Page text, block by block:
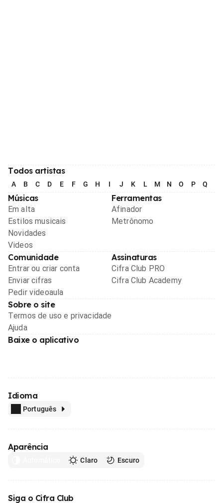
Todos artistas
A B C D E F G H I J K L M N O P Q
Músicas
Em alta
Estilos musicais
Novidades
Videos
Ferramentas
Afinador
Metrônomo
Comunidade
Entrar ou criar conta
Enviar cifras
Pedir videoaula
Assinaturas
Cifra Club PRO
Cifra Club Academy
Sobre o site
Termos de uso e privacidade
Ajuda
Baixe o aplicativo
Idioma
Português
Aparência
Claro Escuro
Siga o Cifra Club